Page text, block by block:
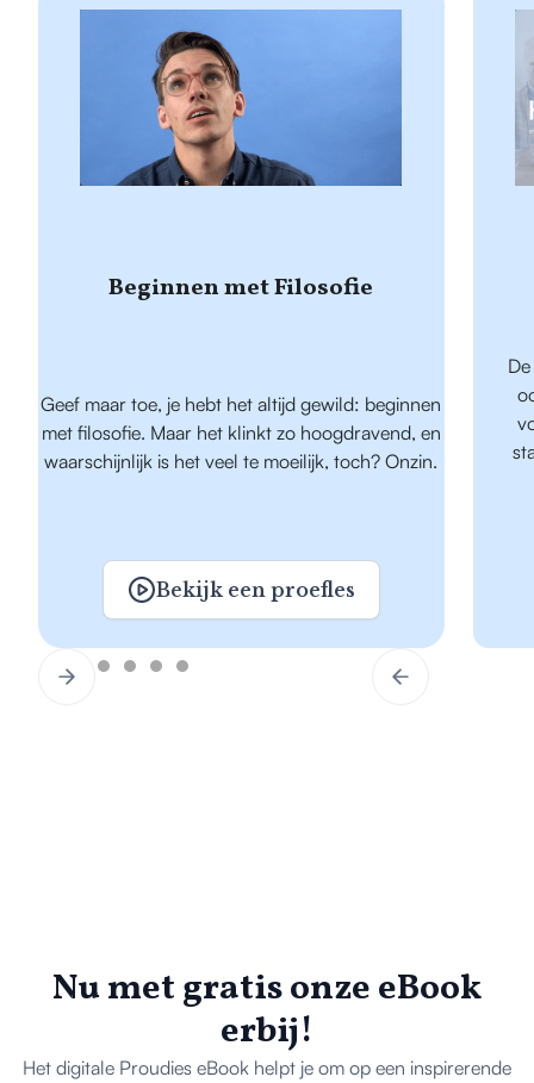
Beginnen met Filosofie
Geef maar toe, je hebt het altijd gewild: beginnen
met filosofie. Maar het klinkt zo hoogdravend, en
waarschijnlijk is het veel te moeilijk, toch? Onzin.
Bekijk een proefles
Nu met gratis onze eBook
erbij!
Het digitale Proudies eBook helpt je om op een inspirerende